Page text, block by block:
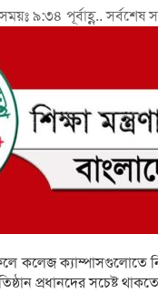
৯:৩৪ পূর্বাহ্ণ.. সর্বশেষ
ফলে কলেজ
প্রধানদের সচেষ্ট